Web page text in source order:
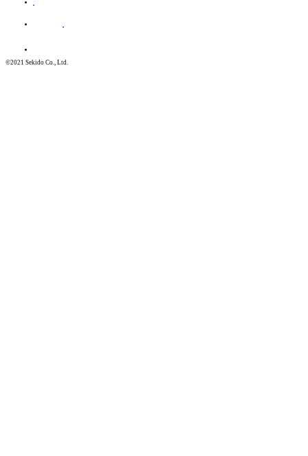
©2021 Sekido Co., Ltd.